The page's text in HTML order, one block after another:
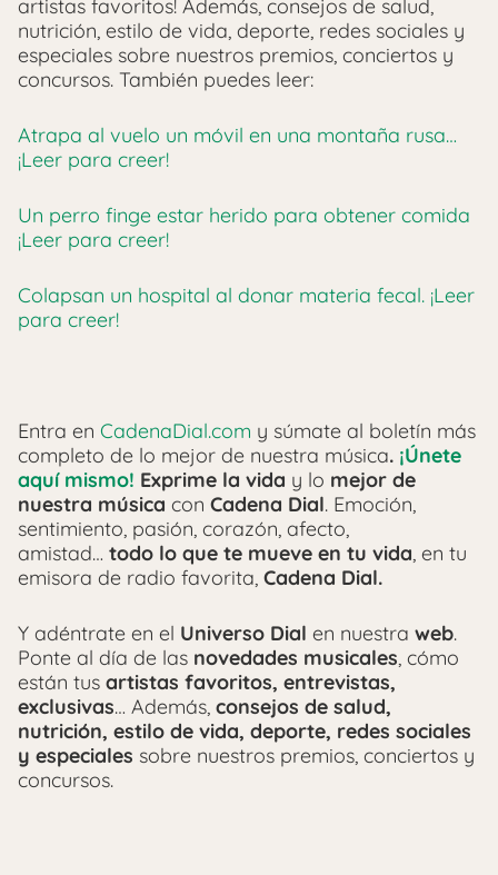
artistas favoritos! Además, consejos de salud,
nutrición, estilo de vida, deporte, redes sociales y
especiales sobre nuestros premios, conciertos y
concursos. También puedes leer:
Atrapa al vuelo un móvil en una montaña rusa…
¡Leer para creer!
Un perro finge estar herido para obtener comida
¡Leer para creer!
Colapsan un hospital al donar materia fecal. ¡Leer
para creer!
Entra en CadenaDial.com y súmate al boletín más
completo de lo mejor de nuestra música. ¡Únete
aquí mismo! Exprime la vida y lo mejor de
nuestra música con Cadena Dial. Emoción,
sentimiento, pasión, corazón, afecto,
amistad… todo lo que te mueve en tu vida, en tu
emisora de radio favorita, Cadena Dial.
Y adéntrate en el Universo Dial en nuestra web.
Ponte al día de las novedades musicales, cómo
están tus artistas favoritos, entrevistas,
exclusivas… Además, consejos de salud,
nutrición, estilo de vida, deporte, redes sociales
y especiales sobre nuestros premios, conciertos y
concursos.